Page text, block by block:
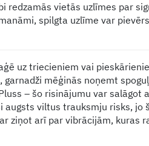
redzamās vietās uzlīmes par
spilgta uzlīme var
uz triecieniem vai
mēģinās noņemt
– šo risinājumu var salāgot
viltus trauksmju risks, jo
ziņot arī par vibrācijām, kuras